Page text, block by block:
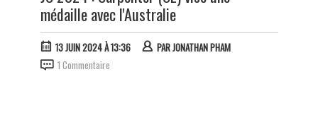
médaille avec l'Australie
13 JUIN 2024 À 13:36 PARJONATHAN PHAM
1 Commentaire